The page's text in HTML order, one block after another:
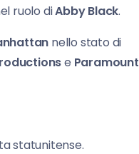
ruolo diAbby Black.
nello stato di
e Paramount
statunitense.